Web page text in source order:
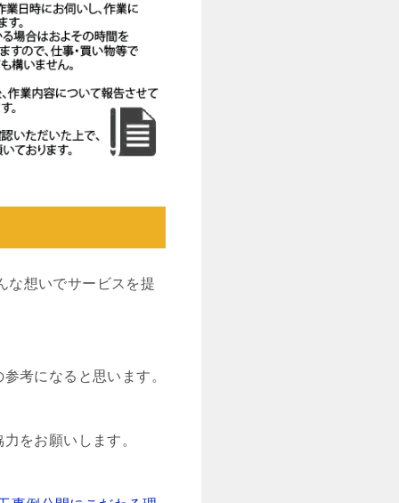
な想いでサービスを提
考になると思います。
をお願いします。